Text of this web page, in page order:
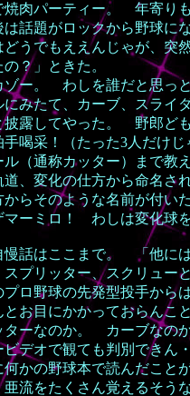
肉パーティー。 年寄り
は話題がロックから野球
うでもええんじゃが、突
？」ときた。
ー。 わしを誰だと思っ
みたて、カーブ、スライ
披露してやった。 野郎ど
手喝采！（たった3人だけ
ル（通称カッター）まで
道、変化の仕方から命名
からそのような名前が付い
ーミロ！ わしは変化球
話はここまで。 「他に
プリッター、スクリュー
ロ野球の先発型投手から
とお目にかかっておらん
ターなのか。 カーブなの
デオで観ても判別できん
かの野球本で読んだこと
亜流をたくさん覚えるそ